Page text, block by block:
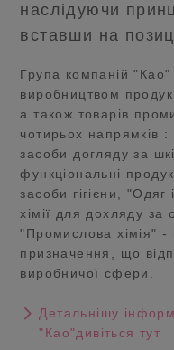
наслідуючи
вставши на
Група компаній
виробництвом
а також товарів
чотирьох напрямків :
засоби догляду за
функціональні
засоби гігієни,
хімії для дохляду за
"Промислова хімія" -
призначення, що
виробничої сфери.
Детальнішу
"Као"дивiться тут